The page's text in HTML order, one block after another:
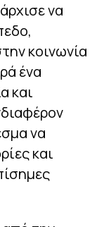
να
κοινωνία
ένα
και
να
και